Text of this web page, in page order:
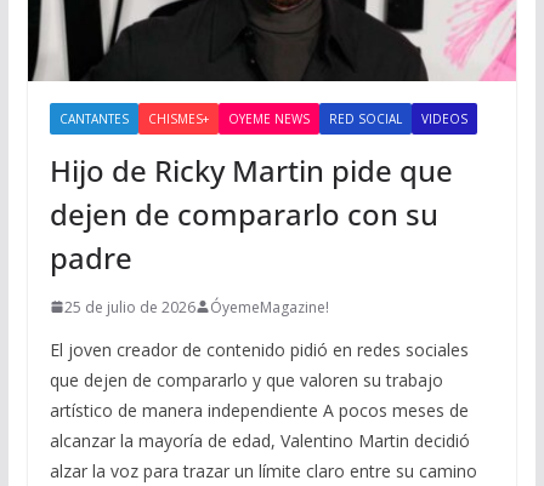
CANTANTES CHISMES+ OYEME NEWS RED SOCIAL VIDEOS
Hijo de Ricky Martin pide que
dejen de compararlo con su
padre
25 de julio de 2026 ÓyemeMagazine!
El joven creador de contenido pidió en redes sociales
que dejen de compararlo y que valoren su trabajo
artístico de manera independiente A pocos meses de
alcanzar la mayoría de edad, Valentino Martin decidió
alzar la voz para trazar un límite claro entre su camino